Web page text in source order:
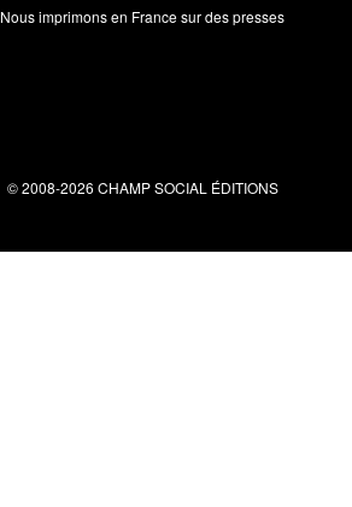
Nous imprimons en France sur des presses
© 2008-2026 CHAMP SOCIAL ÉDITIONS